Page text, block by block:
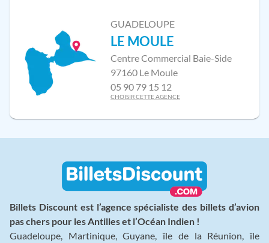
GUADELOUPE
LE MOULE
Centre Commercial Baie-Side
97160 Le Moule
05 90 79 15 12
CHOISIR CETTE AGENCE
Billets Discount est l’agence spécialiste des billets d’avion
pas chers pour les Antilles et l’Océan Indien !
Guadeloupe, Martinique, Guyane, île de la Réunion, île